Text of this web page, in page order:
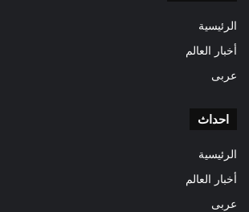
الرئيسية
أخبار العالم
عربى
احداث
الرئيسية
أخبار العالم
عربى